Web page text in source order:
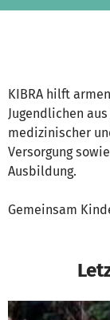
KIBRA hilft
Jugendlichen
medizinischer
Versorgung
Ausbildung.
Gemeinsam